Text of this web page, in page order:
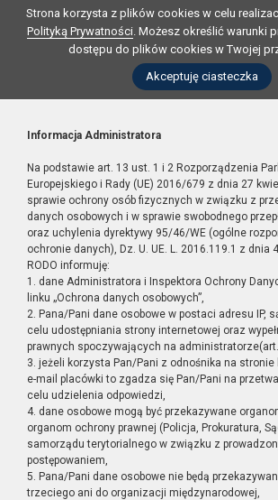
Strona korzysta z plików cookies w celu
Polityką Prywatności. Możesz określić warunki
dostępu do plików cookies w Twojej
Akceptuję ciasteczka
Informacja Administratora
Na podstawie art. 13 ust. 1 i 2 Rozporządzenia
Europejskiego i Rady (UE) 2016/679 z dnia 27
sprawie ochrony osób fizycznych w związku z
danych osobowych i w sprawie swobodnego
oraz uchylenia dyrektywy 95/46/WE (ogólne
ochronie danych), Dz. U. UE. L. 2016.119.1 z dnia
RODO informuję:
1. dane Administratora i Inspektora Ochrony
linku „Ochrona danych osobowych”,
2. Pana/Pani dane osobowe w postaci adresu IP,
celu udostępniania strony internetowej oraz
prawnych spoczywających na
3. jeżeli korzysta Pan/Pani z odnośnika na stronie
e-mail placówki to zgadza się Pan/Pani na
celu udzielenia odpowiedzi,
4. dane osobowe mogą być przekazywane
organom ochrony prawnej (Policja, Prokuratura,
samorządu terytorialnego w związku z
postępowaniem,
5. Pana/Pani dane osobowe nie będą
trzeciego ani do organizacji międzynarodowej,